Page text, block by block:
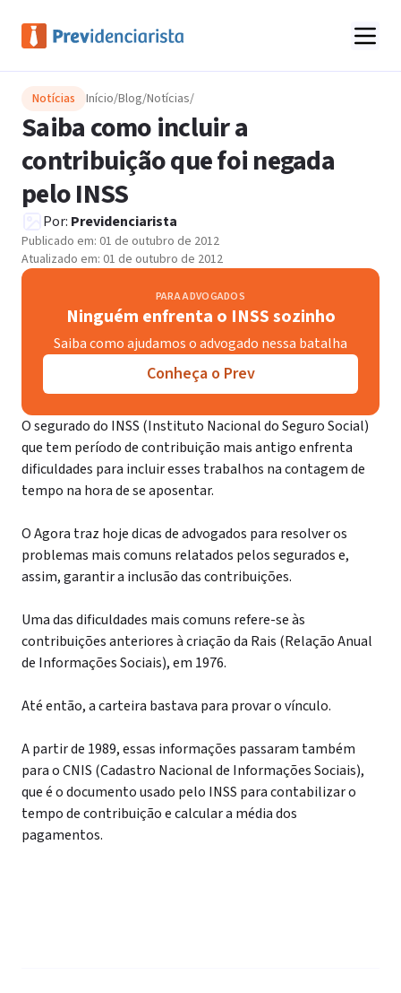
Notícias Início/Blog/Notícias/
Saiba como incluir a
contribuição que foi negada
pelo INSS
Por: Previdenciarista
Publicado em: 01 de outubro de 2012
Atualizado em: 01 de outubro de 2012
PARA ADVOGADOS
Ninguém enfrenta o INSS sozinho
Saiba como ajudamos o advogado nessa batalha
Conheça o Prev
O segurado do INSS (Instituto Nacional do Seguro Social)
que tem período de contribuição mais antigo enfrenta
dificuldades para incluir esses trabalhos na contagem de
tempo na hora de se aposentar.
O Agora traz hoje dicas de advogados para resolver os
problemas mais comuns relatados pelos segurados e,
assim, garantir a inclusão das contribuições.
Uma das dificuldades mais comuns refere-se às
contribuições anteriores à criação da Rais (Relação Anual
de Informações Sociais), em 1976.
Até então, a carteira bastava para provar o vínculo.
A partir de 1989, essas informações passaram também
para o CNIS (Cadastro Nacional de Informações Sociais),
que é o documento usado pelo INSS para contabilizar o
tempo de contribuição e calcular a média dos
pagamentos.